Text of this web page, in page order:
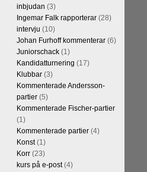
inbjudan (3)
Ingemar Falk rapporterar(28)
intervju (10)
Johan Furhoff kommenterar(6)
Juniorschack(1)
Kandidatturnering (17)
Klubbar(3)
Kommenterade Andersson-
partier(5)
Kommenterade Fischer-partier
(1)
Kommenterade partier(4)
Konst(1)
Korr(23)
kurs på e-post(4)